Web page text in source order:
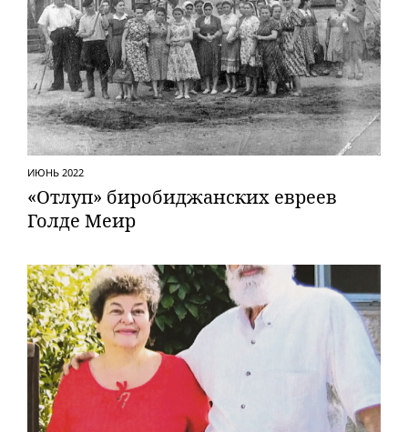
ИЮНЬ 2022
«Отлуп» биробиджанских евреев
Голде Меир